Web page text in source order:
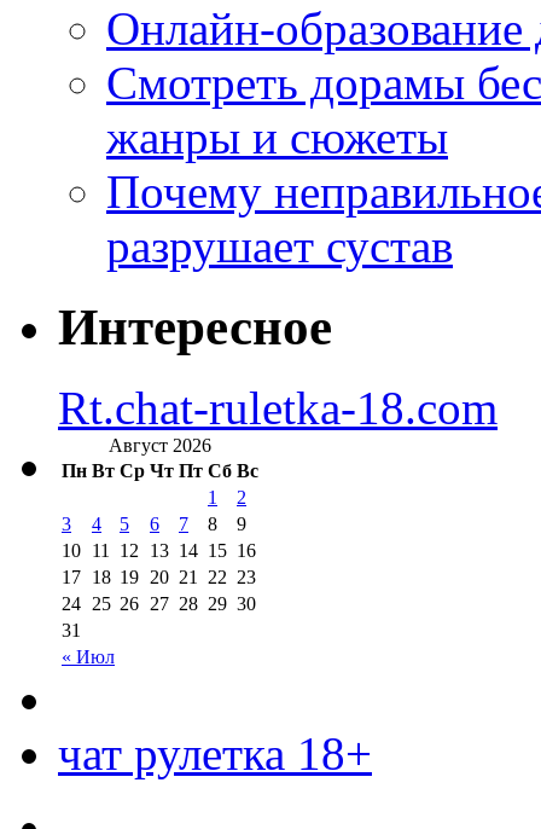
Онлайн-
Смотреть дорамы
жанры и сюжеты
Почему
разрушает сустав
Интересное
Rt.chat-ruletka-18.com
Август 2026
Пн Вт Ср Чт Пт Сб Вс
« Июл
1
2
3
4 5 6 7 8
9
10 11 12 13 14 15 16
17 18 19 20 21 22 23
24 25 26 27 28 29 30
31
чат рулетка 18+